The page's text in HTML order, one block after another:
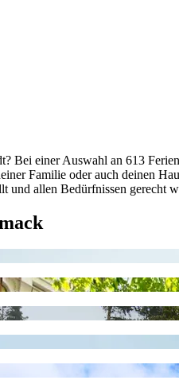
Bei einer Auswahl an 613
Familie oder auch deinen
allen Bedürfnissen